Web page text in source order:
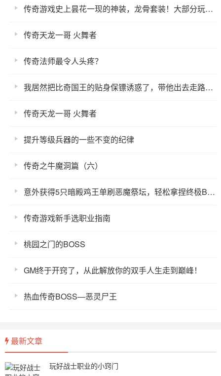
传奇游戏史上昙花一现的神装，龙骨套装！大部分玩家都不知道
传奇天龙一哥 火舞者
传奇法师最令人头疼？
我居然把比奇国王的贴身保镖诱惑了，带他出去走路都带风啊
传奇天龙一哥 火舞者
提升等级兵器的一些不变的纪律
传奇之牛魔洞篇（六）
意外获得5只暗殿鸡王单刷恶魔祭坛，轻松拿捏终极BOSS
传奇游戏新手选职业指南
桃园之门的BOSS
GM终于开窍了，从此解放你的双手人生走到巅峰！
热血传奇BOSS—恶灵尸王
最新文章
玩好战士职业的小窍门